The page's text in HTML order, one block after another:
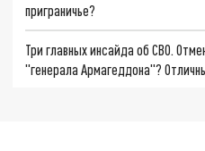
приграничье?
Три главных инсайда об СВО.
"генерала Армагеддона"?